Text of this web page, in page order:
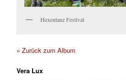
Hexentanz Festival
« Zurück zum Album
Vera Lux